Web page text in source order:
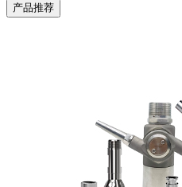
产品推荐